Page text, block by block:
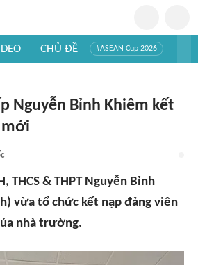
CHỦ ĐỀ #ASEAN Cup 2026
Nguyễn Bỉnh Khiêm kết
mới
THCS & THPT Nguyễn Bỉnh
vừa tổ chức kết nạp đảng viên
nhà trường.